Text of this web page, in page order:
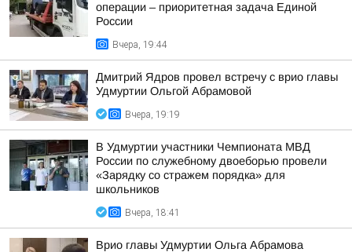
операции – приоритетная задача Единой
России
Вчера, 19:44
Дмитрий Ядров провел встречу с врио главы
Удмуртии Ольгой Абрамовой
Вчера, 19:19
В Удмуртии участники Чемпионата МВД
России по служебному двоеборью провели
«Зарядку со стражем порядка» для
школьников
Вчера, 18:41
Врио главы Удмуртии Ольга Абрамова